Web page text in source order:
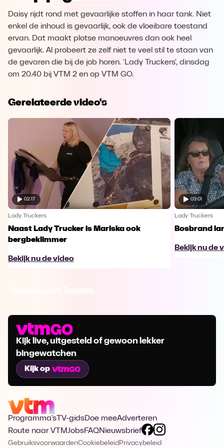
Daisy rijdt rond met gevaarlijke stoffen in haar tank. Niet
enkel de inhoud is gevaarlijk, ook de vloeibare toestand
ervan. Dat maakt plotse manoeuvres dan ook heel
gevaarlijk. Al probeert ze zelf niet te veel stil te staan van
de gevaren die bij de job horen. 'Lady Truckers', dinsdag
om 20.40 bij VTM 2 en op VTM GO.
Gerelateerde video's
02:17
Lady Truckers
Naast Lady Trucker is Mariska ook
bergbeklimmer
Bekijk nu de video
03:01
Lady Truckers
Bosbrand
Bekijk nu de
Kijk live, uitgesteld of gewoon lekker
bingewatchen
Kijk op
Programma's TV-gidsDoe meeAdverteren
Route naar VTMJobsFAQNieuwsbrief
GebruiksvoorwaardenCookiebeleid Privacybeleid